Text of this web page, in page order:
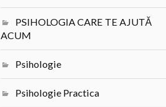
PSIHOLOGIA CARE TE AJUTĂ
ACUM
Psihologie
Psihologie Practica